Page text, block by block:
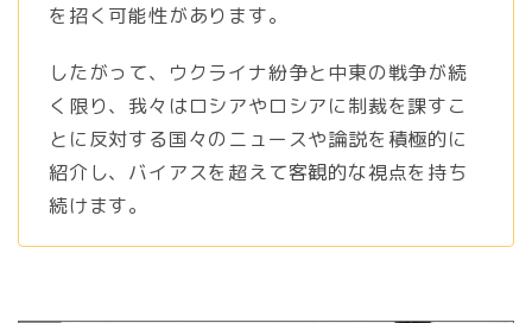
を招く可能性があります。
したがって、ウクライナ紛争と中東の戦争が続
く限り、我々はロシアやロシアに制裁を課すこ
とに反対する国々のニュースや論説を積極的に
紹介し、バイアスを超えて客観的な視点を持ち
続けます。